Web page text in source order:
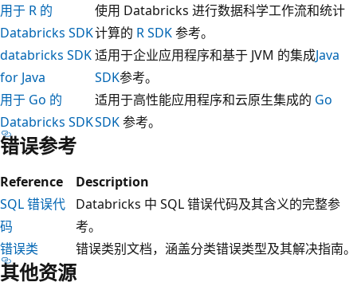
用于 R 的
Databricks SDK
使用 Databricks 进行数据科学工作流和统计
计算的 R SDK参考。
databricks SDK
for Java
适用于企业应用程序和基于 JVM 的集成Java
SDK参考。
用于 Go 的
Databricks SDK
适用于高性能应用程序和云原生集成的 Go
SDK参考。
错误参考
Reference
Description
SQL 错误代
码
Databricks 中 SQL 错误代码及其含义的完整参
考。
错误类
错误类别文档，涵盖分类错误类型及其解决指南。
其他资源